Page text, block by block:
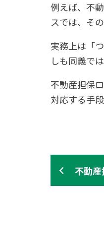
例えば、不
スでは、そ
実務上は「
しも同義で
不動産担保
対応する手
不動